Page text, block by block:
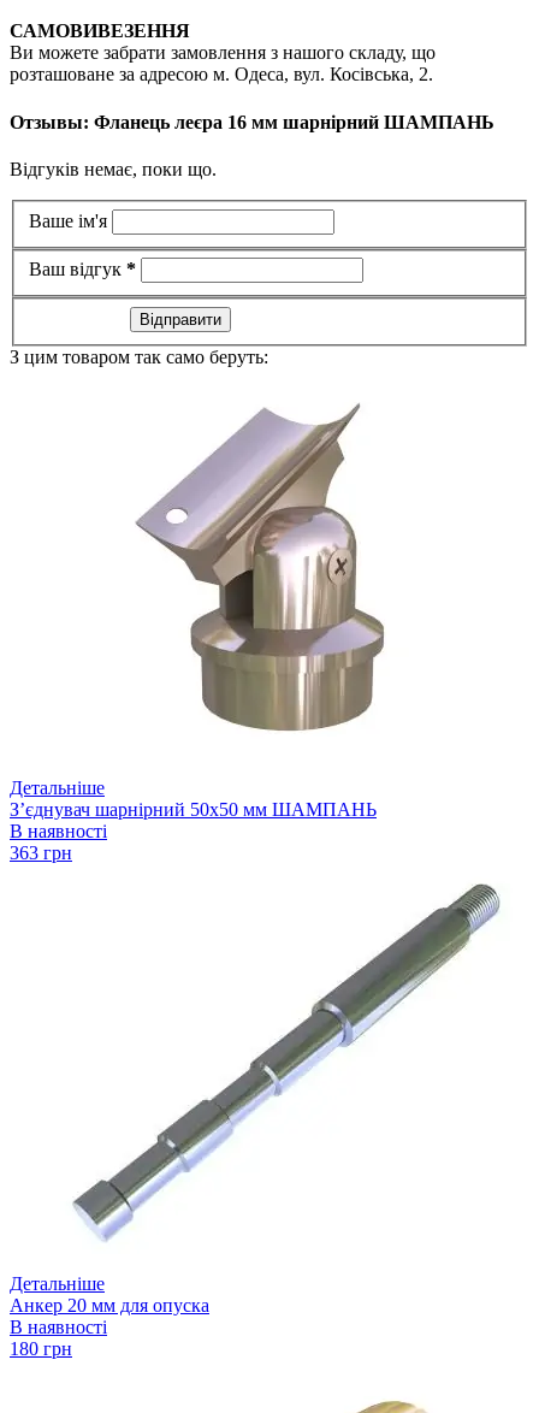
САМОВИВЕЗЕННЯ
Ви можете забрати замовлення з нашого складу, що
розташоване за адресою м. Одеса, вул. Косівська, 2.
Отзывы: Фланець леєра 16 мм шарнірний ШАМПАНЬ
Відгуків немає, поки що.
Ваше ім'я
Ваш відгук *
Відправити
З цим товаром так само беруть:
Детальніше
З’єднувач шарнірний 50х50 мм ШАМПАНЬ
В наявності
363 грн
Детальніше
Анкер 20 мм для опуска
В наявності
180 грн